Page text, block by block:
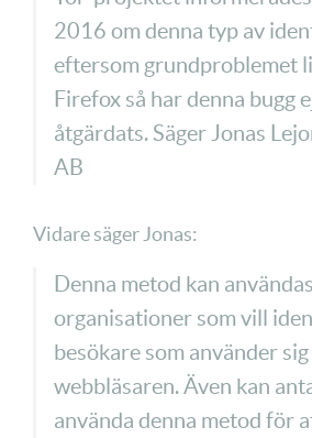
2016 om denna typ av
eftersom grundproblemet
Firefox så har denna bugg
åtgärdats. Säger Jonas
AB
Vidare säger Jonas:
Denna metod kan
organisationer som vill
besökare som använder
webbläsaren. Även kan
använda denna metod för